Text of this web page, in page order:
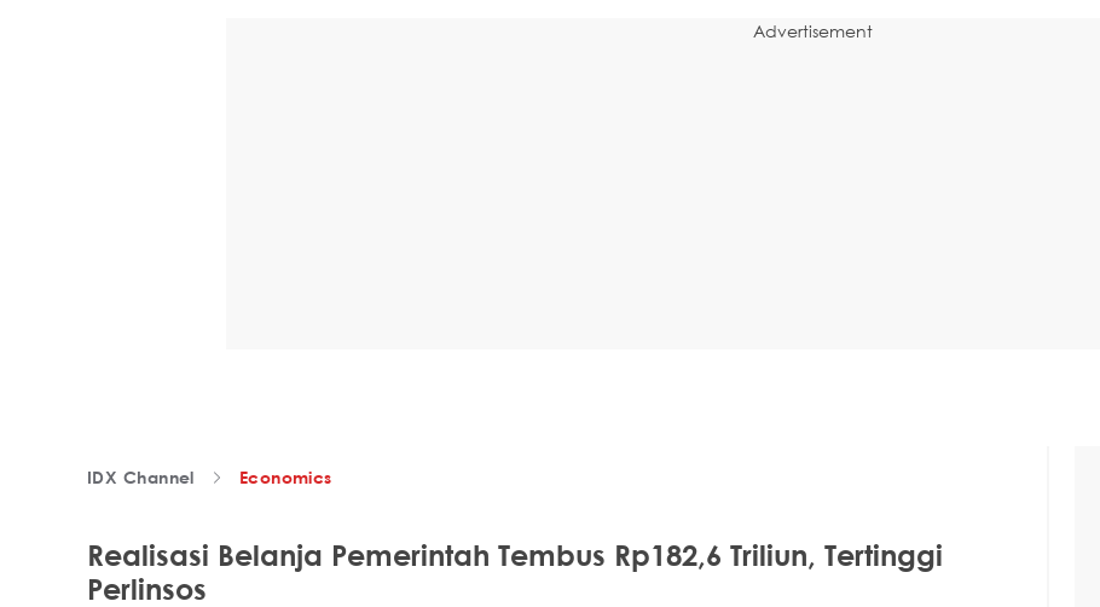
Advertisement
IDX Channel Economics
Realisasi Belanja Pemerintah Tembus Rp182,6 Triliun, Tertinggi
Perlinsos